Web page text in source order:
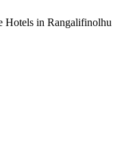
Hotels in Rangalifinolhu